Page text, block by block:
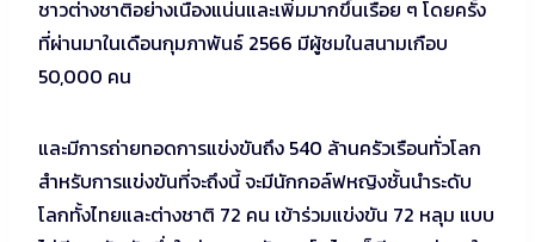
ชาวต่างชาติอย่างเนืองแน่นและเพิ่มมากขึ้นเรื่อย ๆ โดยครั้ง
ที่ผ่านมาในเดือนกุมภาพันธ์ 2566 มีผู้ชมในสนามเกือบ
50,000 คน
และมีการถ่ายทอดการแข่งขันถึง 540 ล้านครัวเรือนทั่วโลก
สำหรับการแข่งขันที่จะถึงนี้ จะมีนักกอล์ฟหญิงชั้นนำระดับ
โลกทั้งไทยและต่างชาติ 72 คน เข้าร่วมแข่งขัน 72 หลุม แบบ